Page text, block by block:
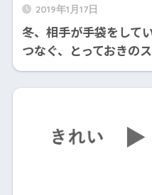
2019年1月17日
冬、相手が手袋をして
つなぐ、とっておきの